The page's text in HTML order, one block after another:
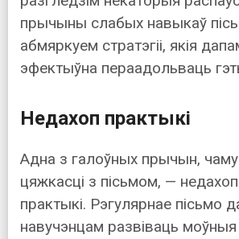
прычыны слабых навыкаў
абмяркуем стратэгіі, якія
эфектыўна пераадольваць
Недахоп практыкі
Адна з галоўных прычын,
цяжкасці з пісьмом, —
практыкі. Рэгулярнае пісьмо
навучэнцам развіваць моўныя